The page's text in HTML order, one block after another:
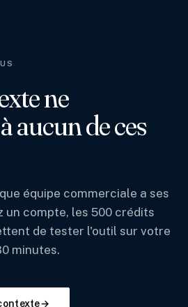
ne
aucun de ces
équipe commerciale a ses
un compte, les 500 crédits
de tester l'outil sur votre
minutes.